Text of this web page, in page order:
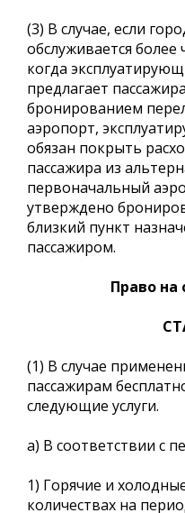
(3) В случае, если
обслуживается
когда
предлагает
бронированием
аэропорт,
обязан покрыть
пассажира из
первоначальный
утверждено
близкий пункт
пассажиром.
Право на
(1) В случае
пассажирам
следующие услуги.
a) В соответствии с
1) Горячие и
количествах на